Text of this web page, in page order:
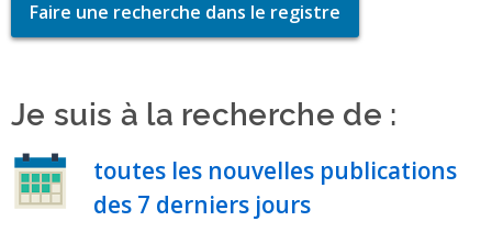
Faire une recherche dans le registre
Je suis à la recherche de :
toutes les nouvelles publications
des 7 derniers jours